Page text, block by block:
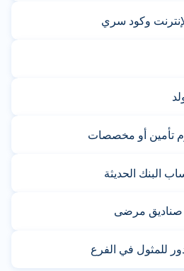
وكود سري
أو مخصصات
الحديثة
مرضى
في الفرع